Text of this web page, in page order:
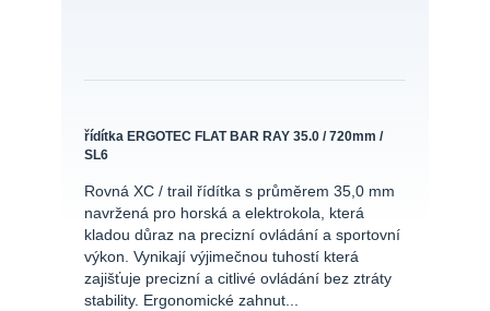
řídítka ERGOTEC FLAT BAR RAY 35.0 / 720mm /
SL6
Rovná XC / trail řídítka s průměrem 35,0 mm
navržená pro horská a elektrokola, která
kladou důraz na precizní ovládání a sportovní
výkon. Vynikají výjimečnou tuhostí která
zajišťuje precizní a citlivé ovládání bez ztráty
stability. Ergonomické zahnut...